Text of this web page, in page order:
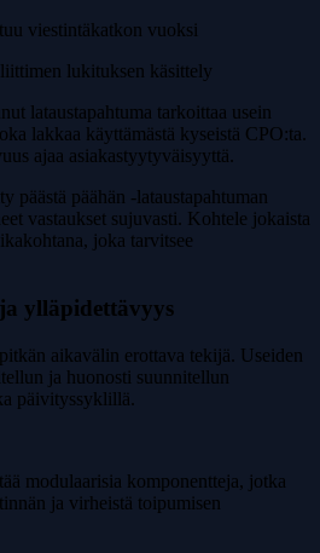
viestintäkatkon vuoksi
lukituksen käsittely
lataustapahtuma tarkoittaa usein
lakkaa käyttämästä kyseistä CPO:ta.
ajaa asiakastyytyväisyyttä.
päästä päähän -lataustapahtuman
vastaukset sujuvasti. Kohtele jokaista
joka tarvitsee
ylläpidettävyys
aikavälin erottava tekijä. Useiden
ja huonosti suunnitellun
päivityssyklillä.
modulaarisia komponentteja, jotka
ja virheistä toipumisen